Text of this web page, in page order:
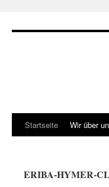
Startseite Wir über
ERIBA-HYMER-